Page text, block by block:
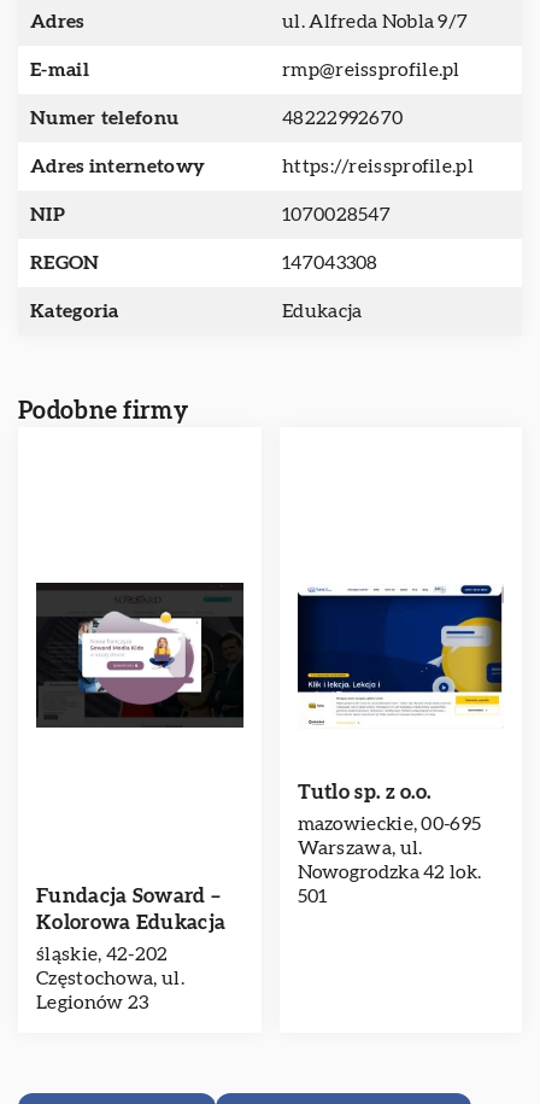
Adres ul. Alfreda Nobla 9/7
E-mail rmp@reissprofile.pl
Numer telefonu 48222992670
Adres internetowy https://reissprofile.pl
NIP 1070028547
REGON 147043308
Kategoria Edukacja
Podobne firmy
Fundacja Soward –
Kolorowa Edukacja
śląskie, 42-202
Częstochowa, ul.
Legionów 23
Tutlo sp. z o.o.
mazowieckie, 00-695
Warszawa, ul.
Nowogrodzka 42 lok.
501